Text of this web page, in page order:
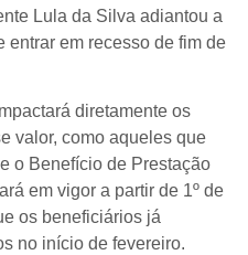
Lula da Silva adiantou a
entrar em recesso de fim de
diretamente os
valor, como aqueles que
o Benefício de Prestação
em vigor a partir de 1º de
os beneficiários já
no início de fevereiro.